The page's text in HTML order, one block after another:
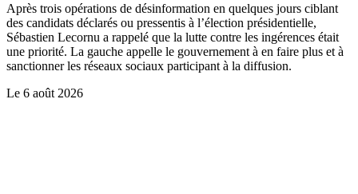
Après trois opérations de désinformation en quelques jours ciblant
des candidats déclarés ou pressentis à l’élection présidentielle,
Sébastien Lecornu a rappelé que la lutte contre les ingérences était
une priorité. La gauche appelle le gouvernement à en faire plus et à
sanctionner les réseaux sociaux participant à la diffusion.
Le 6 août 2026